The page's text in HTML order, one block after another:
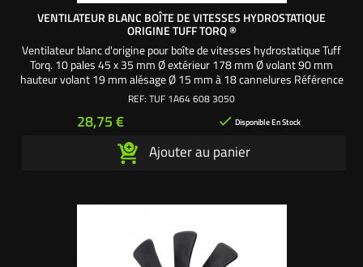
VENTILATEUR BLANC BOÎTE DE VITESSES HYDROSTATIQUE
ORIGINE TUFF TORQ ®
Ventilateur blanc d'origine pour boîte de vitesses hydrostatique Tuff
Torq. 10 pales 45 x 35 mm Ø extérieur 178 mm Ø volant 90 mm
hauteur volant 19 mm alésage Ø 15 mm à 18 cannelures Référence
origine : 1A646083050SAV - Pièce origine Tuff Torq made in USA
REF: TUF 1A64 608 3050
Prix
28,75 €  Disponible En Stock
Ajouter au panier